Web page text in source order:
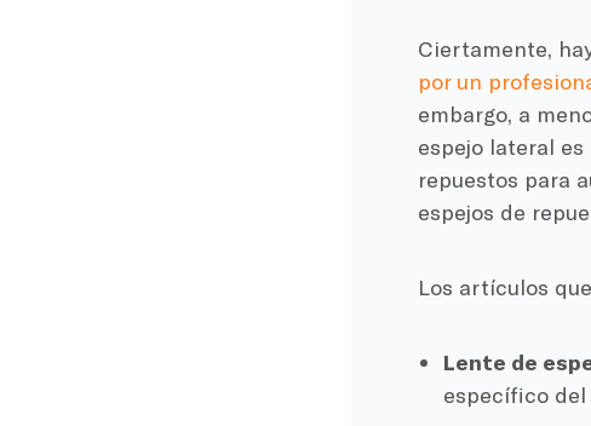
Ciertamente,
por un
embargo, a
espejo lateral
repuestos para
espejos de
Los artículos
Lente de
específico